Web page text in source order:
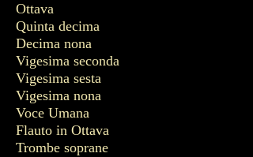
Ottava
Quinta decima
Decima nona
Vigesima seconda
Vigesima sesta
Vigesima nona
Voce Umana
Flauto in Ottava
Trombe soprane